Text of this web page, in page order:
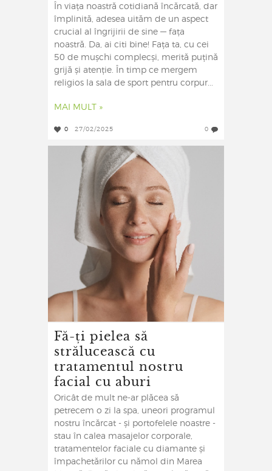
În viața noastră cotidiană încărcată, dar
împlinită, adesea uităm de un aspect
crucial al îngrijirii de sine — fața
noastră. Da, ai citi bine! Fața ta, cu cei
50 de mușchi complecși, merită puțină
grijă și atenție. În timp ce mergem
religios la sala de sport pentru corpur...
MAI MULT »
0 27/02/2025 0
Fă-ți pielea să
strălucească cu
tratamentul nostru
facial cu aburi
Oricât de mult ne-ar plăcea să
petrecem o zi la spa, uneori programul
nostru încărcat - și portofelele noastre -
stau în calea masajelor corporale,
tratamentelor faciale cu diamante și
împachetărilor cu nămol din Marea